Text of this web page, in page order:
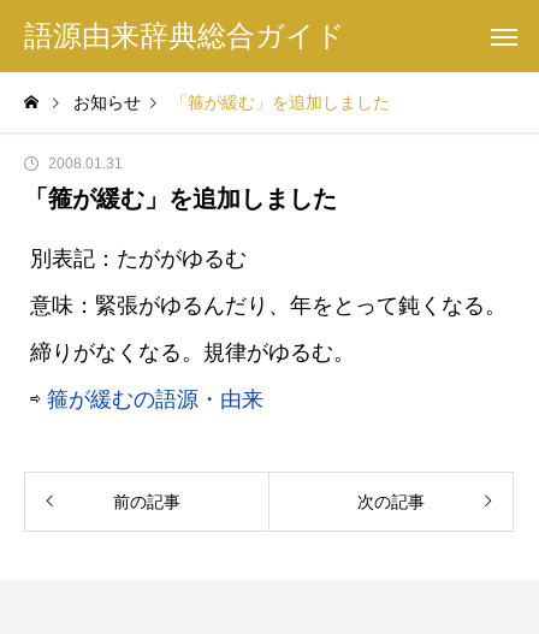
語源由来辞典総合ガイド
お知らせ 「箍が緩む」を追加しました
2008.01.31
「箍が緩む」を追加しました
別表記：たががゆるむ
意味：緊張がゆるんだり、年をとって鈍くなる。
締りがなくなる。規律がゆるむ。
⇨ 箍が緩むの語源・由来
前の記事 次の記事